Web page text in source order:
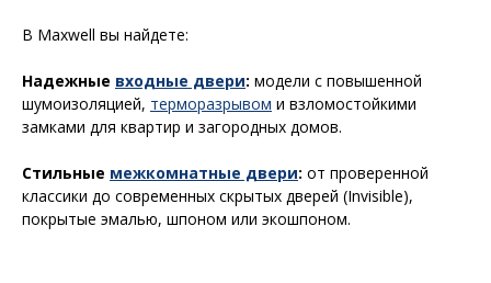
В Maxwell вы найдете:
Надежные входные двери: модели с повышенной
шумоизоляцией, терморазрывом и взломостойкими
замками для квартир и загородных домов.
Стильные межкомнатные двери: от проверенной
классики до современных скрытых дверей (Invisible),
покрытые эмалью, шпоном или экошпоном.